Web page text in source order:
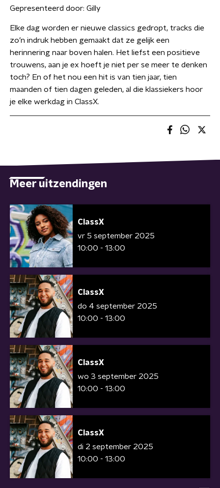
Gepresenteerd door: Gilly
Elke dag worden er nieuwe classics gedropt, tracks die
zo’n indruk hebben gemaakt dat ze gelijk een
herinnering naar boven halen. Het liefst een positieve
trouwens, aan je ex hoeft je niet per se meer te denken
toch? En of het nou een hit is van tien jaar, tien
maanden of tien dagen geleden, al die klassiekers hoor
je elke werkdag in ClassX.
Meer uitzendingen
ClassX
vr 5 september 2025
10:00 - 13:00
ClassX
do 4 september 2025
10:00 - 13:00
ClassX
wo 3 september 2025
10:00 - 13:00
ClassX
di 2 september 2025
10:00 - 13:00